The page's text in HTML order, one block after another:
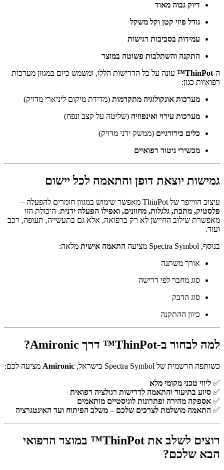
דיוק גבוה מאוד
גודל פיזי קטן וקל משקל
עמידות בסביבות רגישות
התקנה והשתלבות פשוטה במוצר
ה-ThinPot™
עונה על כל הדרישות הללו, ומשמש כיום במגוון מערכות
רפואיות כגון:
מערכות אונקולוגיה מתקדמות (מדידת מיקום ליניארי מדויק)
מערכות עירוי ואינפוזיה (שליטה על קצב ונפח)
כלים כירורגיים (ממשק ידני מדויק)
מכשירי ניטור רפואיים
גמישות יוצאת דופן והתאמה לכל יישום
עיצוב הווייפר של ThinPot מאפשר שימוש במגוון חומרים להפעלה –
פלסטיק, מתכת, גלגלות, מחוונים, ואפילו הפעלה ידנית. היכולת הזו
מאפשרת שילוב החיישן לא רק ברפואה, אלא גם בתעשייה, תעופה, רכב
ועוד.
בנוסף, Spectra Symbol מציעה
התאמה אישית מלאה:
אורך משתנה
סוג מחבר לפי דרישה
סוג הדבק
כיוון ההתקנה
למה לבחור ב-ThinPot™ דרך Amironic?
כשותפה הרשמית של Spectra Symbol בישראל, Amironic מציעה לכם:
✅ ליווי טכני מקומי מלא
✅ סיוע בתיעוד והתאמה לדרישות רגולציה רפואית
✅ אספקה מהירה ופתרונות לוגיסטיים מותאמים
✅ התאמה מושלמת לצרכים שלכם – משלב הפיתוח ועד האינטגרציה
רוצים לשלב את ThinPot™ במוצר הרפואי
הבא שלכם?